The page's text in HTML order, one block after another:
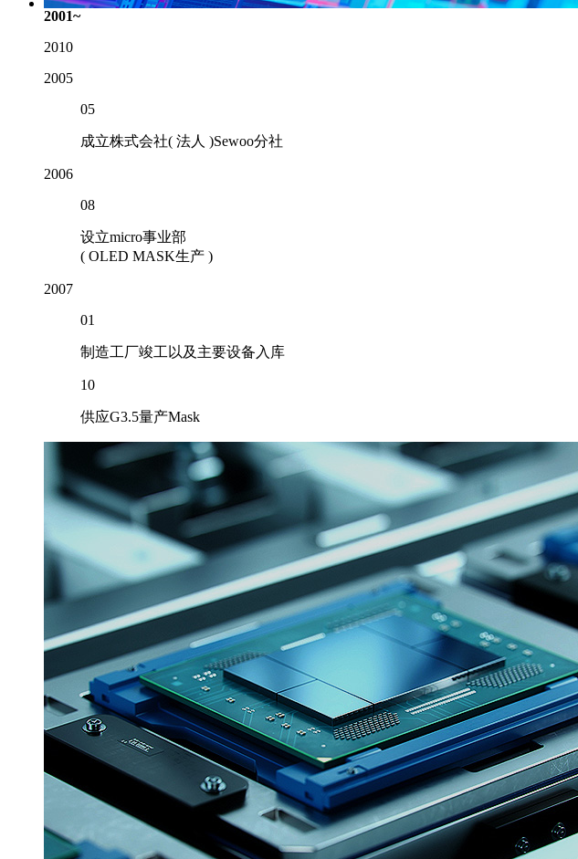
2001~
2010
2005
05
成立株式会社( 法人 )Sewoo分社
2006
08
设立micro事业部
( OLED MASK生产 )
2007
01
制造工厂竣工以及主要设备入库
10
供应G3.5量产Mask